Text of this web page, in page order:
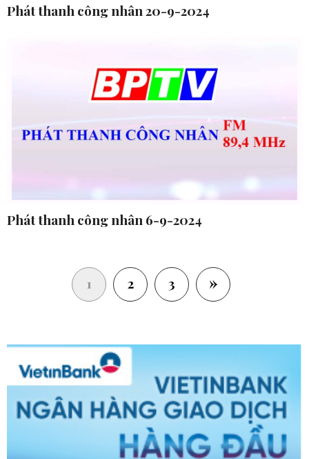
Phát thanh công nhân 20-9-2024
Phát thanh công nhân 6-9-2024
1 (current)
2 3 »